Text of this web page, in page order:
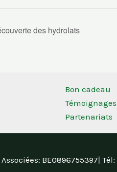
des hydrolats
Bon cadeau
Témoignages
Partenariats
Associées: BE0896755397|